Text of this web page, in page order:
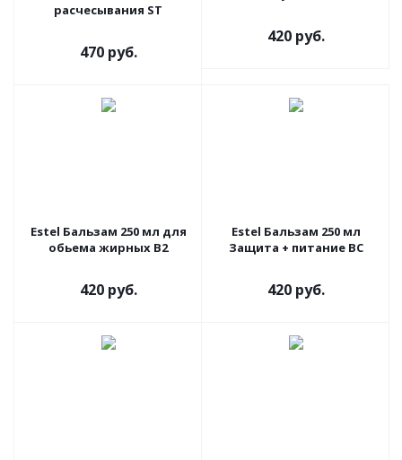
расчесывания ST
470 руб.
420 руб.
Estel Бальзам 250 мл для
обьема жирных В2
420 руб.
Estel Бальзам 250 мл
Защита + питание ВС
420 руб.